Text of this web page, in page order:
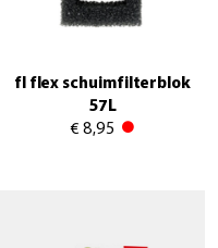
fl flex schuimfilterblok
57L
€ 8,95